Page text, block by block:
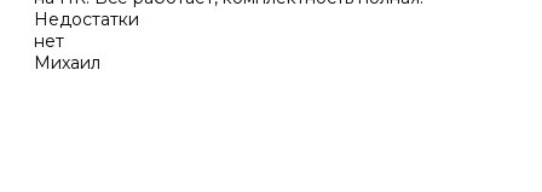
Недостатки
нет
Михаил